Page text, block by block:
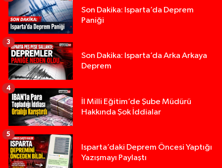
Son Dakika: Isparta’da Deprem
Paniği
Son Dakika: Isparta’da Arka Arkaya
Deprem
3
İl Milli Eğitim’de Şube Müdürü
Hakkında Şok İddialar
4
Isparta’daki Deprem Öncesi Yaptığı
Yazışmayı Paylaştı
5
13:00 |Yığılca'da kardeşler arasındaki silahlı kavgada
12:48 |Tur teknesi çalışanlarının birbirine girdiği kavga